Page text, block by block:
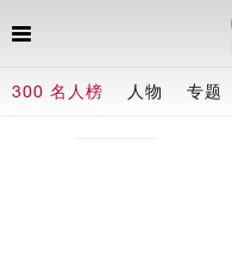
300 名人榜 人物 专题